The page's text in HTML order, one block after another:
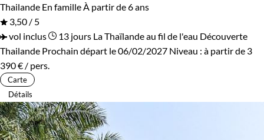
Thailande En famille À partir de 6 ans
3,50 / 5
vol inclus
13 jours La Thaïlande au fil de l'eau Découverte
Thailande Prochain départ le 06/02/2027 Niveau : à partir de 3
390 € / pers.
Carte
Détails